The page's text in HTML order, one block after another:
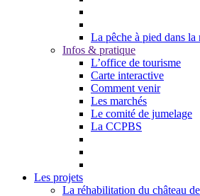
La pêche à pied dans
Infos & pratique
L’office de tourisme
Carte interactive
Comment venir
Les marchés
Le comité de jumelage
La CCPBS
Les projets
La réhabilitation du château